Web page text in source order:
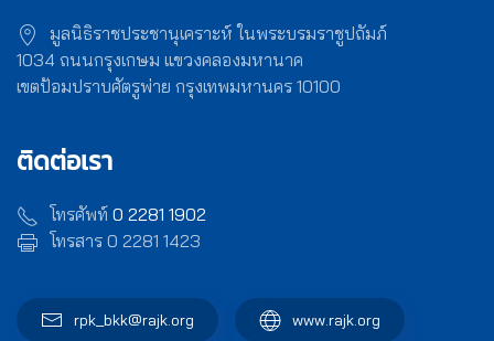
มูลนิธิราชประชานุเคราะห์ ในพระบรมราชูปถัมภ์
1034 ถนนกรุงเกษม แขวงคลองมหานาค
เขตป้อมปราบศัตรูพ่าย กรุงเทพมหานคร 10100
ติดต่อเรา
โทรศัพท์ 0 2281 1902
โทรสาร 0 2281 1423
rpk_bkk@rajk.org www.rajk.org